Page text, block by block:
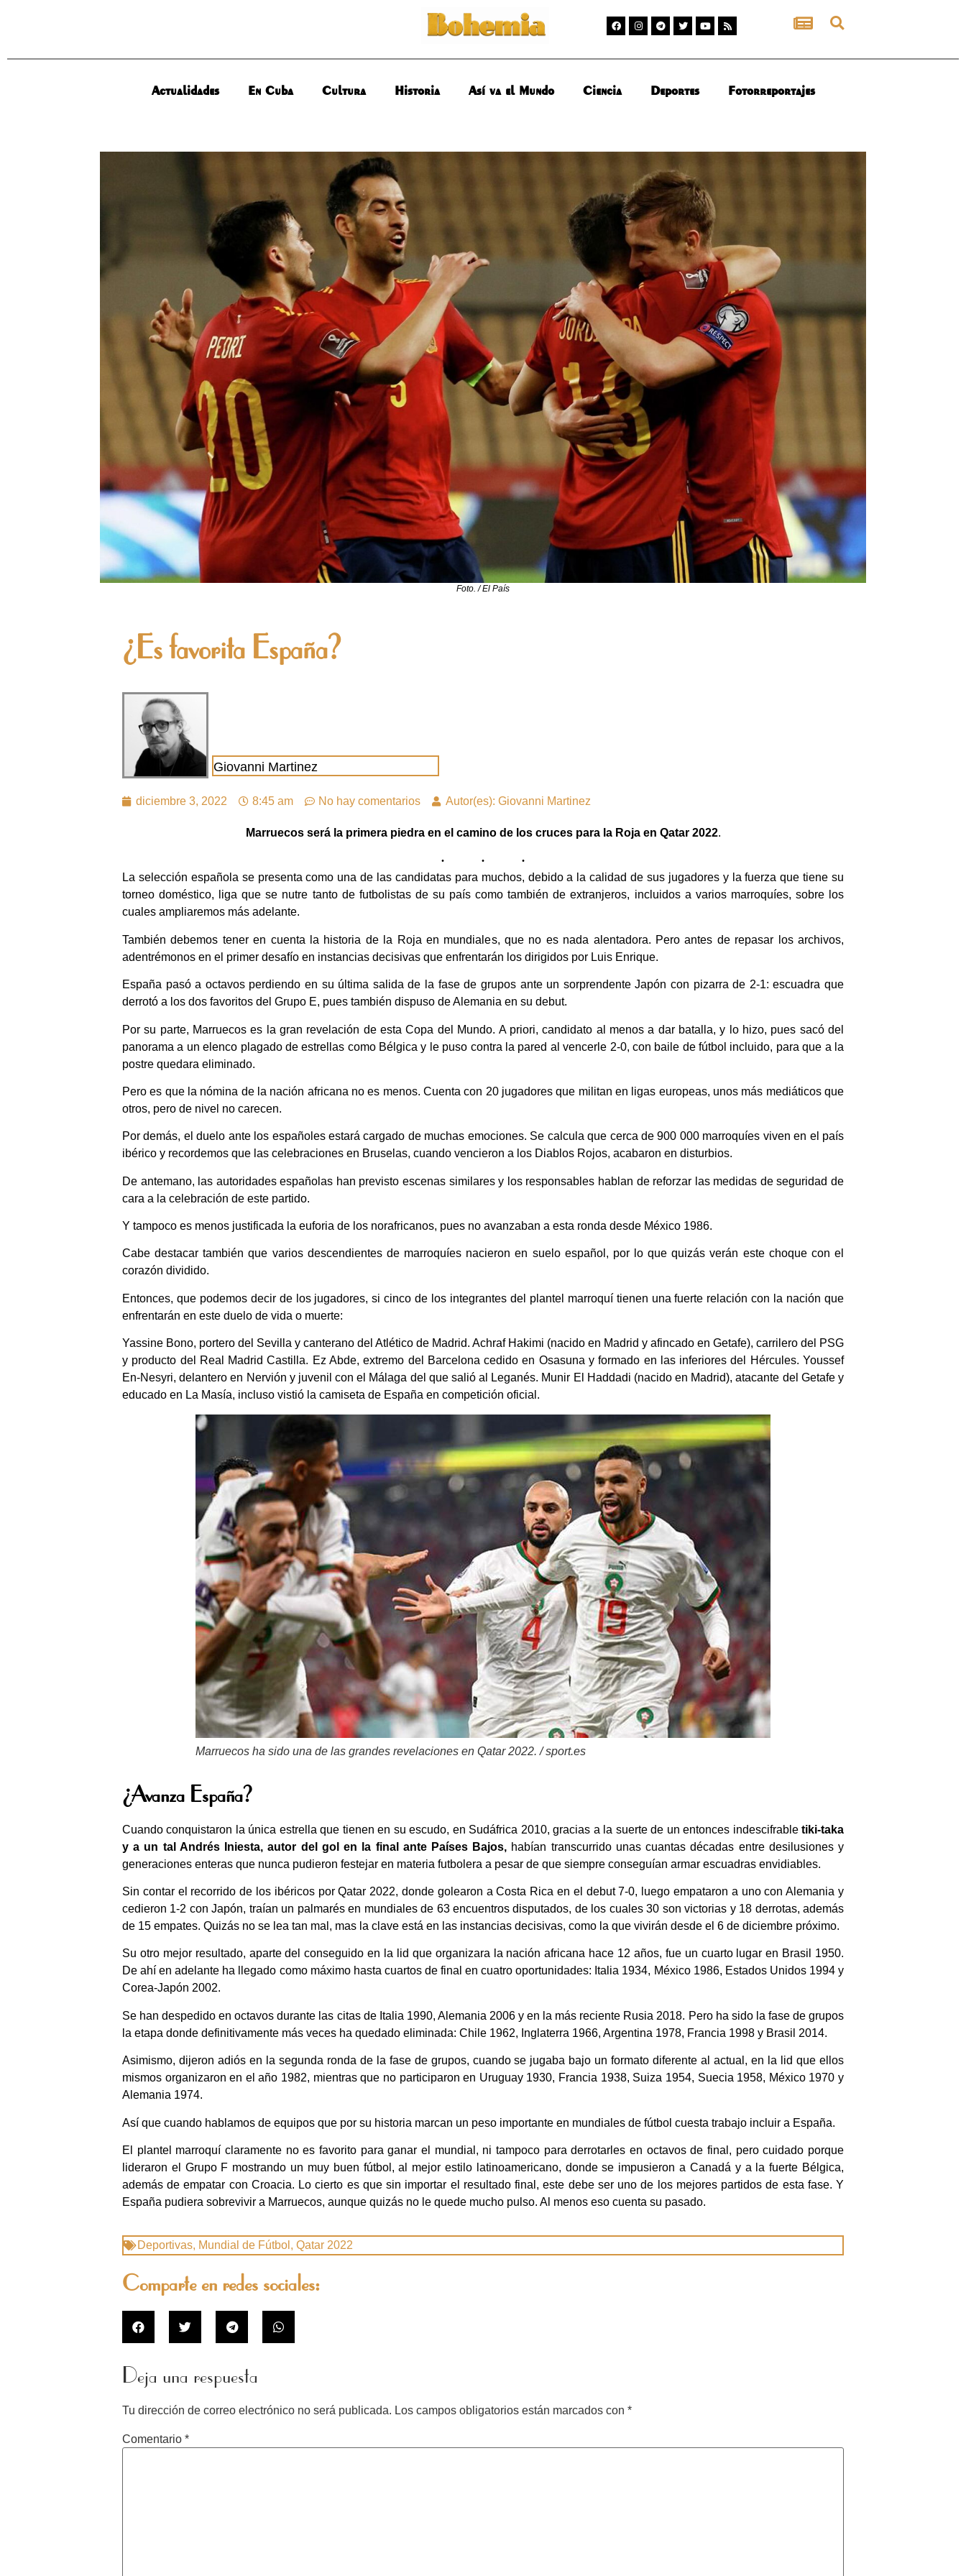
Actualidades En Cuba Cultura Historia Así va el Mundo Ciencia Deportes Fotorreportajes
Foto. / El País
¿Es favorita España?
Giovanni Martinez
diciembre 3, 2022 8:45 am No hay comentarios Autor(es): Giovanni Martinez
Marruecos será la primera piedra en el camino de los cruces para la Roja en Qatar 2022.
La selección española se presenta como una de las candidatas para muchos, debido a la calidad de sus jugadores y la fuerza que tiene su
torneo doméstico, liga que se nutre tanto de futbolistas de su país como también de extranjeros, incluidos a varios marroquíes, sobre los
cuales ampliaremos más adelante.
También debemos tener en cuenta la historia de la Roja en mundiales, que no es nada alentadora. Pero antes de repasar los archivos,
adentrémonos en el primer desafío en instancias decisivas que enfrentarán los dirigidos por Luis Enrique.
España pasó a octavos perdiendo en su última salida de la fase de grupos ante un sorprendente Japón con pizarra de 2-1: escuadra que
derrotó a los dos favoritos del Grupo E, pues también dispuso de Alemania en su debut.
Por su parte, Marruecos es la gran revelación de esta Copa del Mundo. A priori, candidato al menos a dar batalla, y lo hizo, pues sacó del
panorama a un elenco plagado de estrellas como Bélgica y le puso contra la pared al vencerle 2-0, con baile de fútbol incluido, para que a la
postre quedara eliminado.
Pero es que la nómina de la nación africana no es menos. Cuenta con 20 jugadores que militan en ligas europeas, unos más mediáticos que
otros, pero de nivel no carecen.
Por demás, el duelo ante los españoles estará cargado de muchas emociones. Se calcula que cerca de 900 000 marroquíes viven en el país
ibérico y recordemos que las celebraciones en Bruselas, cuando vencieron a los Diablos Rojos, acabaron en disturbios.
De antemano, las autoridades españolas han previsto escenas similares y los responsables hablan de reforzar las medidas de seguridad de
cara a la celebración de este partido.
Y tampoco es menos justificada la euforia de los norafricanos, pues no avanzaban a esta ronda desde México 1986.
Cabe destacar también que varios descendientes de marroquíes nacieron en suelo español, por lo que quizás verán este choque con el
corazón dividido.
Entonces, que podemos decir de los jugadores, si cinco de los integrantes del plantel marroquí tienen una fuerte relación con la nación que
enfrentarán en este duelo de vida o muerte:
Yassine Bono, portero del Sevilla y canterano del Atlético de Madrid. Achraf Hakimi (nacido en Madrid y afincado en Getafe), carrilero del PSG
y producto del Real Madrid Castilla. Ez Abde, extremo del Barcelona cedido en Osasuna y formado en las inferiores del Hércules. Youssef
En-Nesyri, delantero en Nervión y juvenil con el Málaga del que salió al Leganés. Munir El Haddadi (nacido en Madrid), atacante del Getafe y
educado en La Masía, incluso vistió la camiseta de España en competición oficial.
Marruecos ha sido una de las grandes revelaciones en Qatar 2022. / sport.es
¿Avanza España?
Cuando conquistaron la única estrella que tienen en su escudo, en Sudáfrica 2010, gracias a la suerte de un entonces indescifrable tiki-taka
y a un tal Andrés Iniesta, autor del gol en la final ante Países Bajos, habían transcurrido unas cuantas décadas entre desilusiones y
generaciones enteras que nunca pudieron festejar en materia futbolera a pesar de que siempre conseguían armar escuadras envidiables.
Sin contar el recorrido de los ibéricos por Qatar 2022, donde golearon a Costa Rica en el debut 7-0, luego empataron a uno con Alemania y
cedieron 1-2 con Japón, traían un palmarés en mundiales de 63 encuentros disputados, de los cuales 30 son victorias y 18 derrotas, además
de 15 empates. Quizás no se lea tan mal, mas la clave está en las instancias decisivas, como la que vivirán desde el 6 de diciembre próximo.
Su otro mejor resultado, aparte del conseguido en la lid que organizara la nación africana hace 12 años, fue un cuarto lugar en Brasil 1950.
De ahí en adelante ha llegado como máximo hasta cuartos de final en cuatro oportunidades: Italia 1934, México 1986, Estados Unidos 1994 y
Corea-Japón 2002.
Se han despedido en octavos durante las citas de Italia 1990, Alemania 2006 y en la más reciente Rusia 2018. Pero ha sido la fase de grupos
la etapa donde definitivamente más veces ha quedado eliminada: Chile 1962, Inglaterra 1966, Argentina 1978, Francia 1998 y Brasil 2014.
Asimismo, dijeron adiós en la segunda ronda de la fase de grupos, cuando se jugaba bajo un formato diferente al actual, en la lid que ellos
mismos organizaron en el año 1982, mientras que no participaron en Uruguay 1930, Francia 1938, Suiza 1954, Suecia 1958, México 1970 y
Alemania 1974.
Así que cuando hablamos de equipos que por su historia marcan un peso importante en mundiales de fútbol cuesta trabajo incluir a España.
El plantel marroquí claramente no es favorito para ganar el mundial, ni tampoco para derrotarles en octavos de final, pero cuidado porque
lideraron el Grupo F mostrando un muy buen fútbol, al mejor estilo latinoamericano, donde se impusieron a Canadá y a la fuerte Bélgica,
además de empatar con Croacia. Lo cierto es que sin importar el resultado final, este debe ser uno de los mejores partidos de esta fase. Y
España pudiera sobrevivir a Marruecos, aunque quizás no le quede mucho pulso. Al menos eso cuenta su pasado.
Deportivas, Mundial de Fútbol , Qatar 2022
Comparte en redes sociales:
Deja una respuesta
Tu dirección de correo electrónico no será publicada. Los campos obligatorios están marcados con *
Comentario *